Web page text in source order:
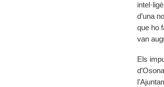
d’una
que ho
van
Els